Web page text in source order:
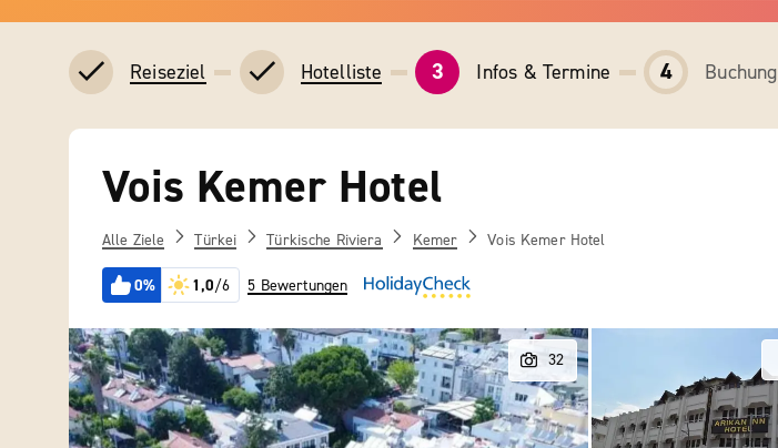
Reiseziel Hotelliste 3 Infos & Termine 4 Buchung
Vois Kemer Hotel
Alle Ziele Türkei Türkische Riviera Kemer Vois Kemer Hotel
0% 1,0/6 5 Bewertungen